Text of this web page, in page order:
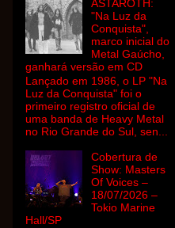
ASTAROTH:
"Na Luz da
Conquista",
marco inicial do
Metal Gaúcho,
ganhará versão em CD
Lançado em 1986, o LP "Na
Luz da Conquista" foi o
primeiro registro oficial de
uma banda de Heavy Metal
no Rio Grande do Sul, sen...
Cobertura de
Show: Masters
Of Voices –
18/07/2026 –
Tokio Marine
Hall/SP